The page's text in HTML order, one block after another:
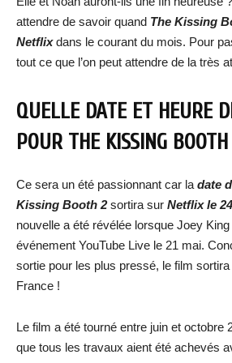
attendre de savoir quand The Kissing
Netflixdans le courant du mois. Pour
tout ce que l’on peut attendre de la très
QUELLE DATE ET HEURE
POUR THE KISSING
Ce sera un été passionnant car la date
Kissing Booth 2sortira sur Netflix le
nouvelle a été révélée lorsque Joey
événement YouTube Live le 21 mai.
sortie pour les plus pressé, le film
France !
Le film a été tourné entre juin et octobre
que tous les travaux aient été achevés